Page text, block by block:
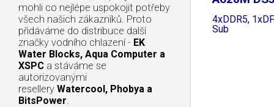
mohli co nejlépe uspokojit potřeby
všech našich zákazníků. Proto
přidáváme do distribuce další
značky vodního chlazení - EK
Water Blocks, Aqua Computer a
XSPC a stáváme se
autorizovanými
resellery Watercool, Phobya a
BitsPower.
A620,
4xDDR5,
Sub